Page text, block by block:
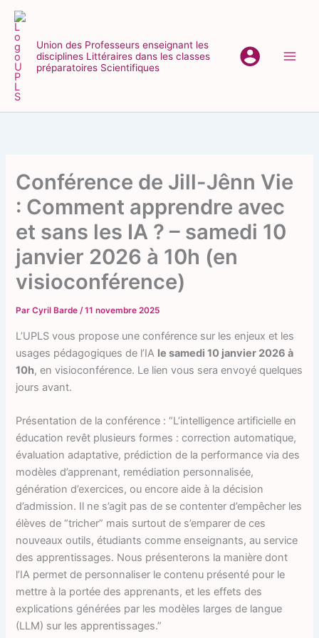
Aller
contenuUnion des Professeurs enseignant les
disciplines Littéraires dans les classes
préparatoires Scientifiques
Conférence de Jill-Jênn Vie
: Comment apprendre avec
et sans les IA ? – samedi 10
janvier 2026 à 10h (en
visioconférence)
ParCyril Barde/11 novembre 2025
L’UPLS vous propose une conférence sur les enjeux et les
usages pédagogiques de l’IA le samedi 10 janvier 2026 à
10h, en visioconférence. Le lien vous sera envoyé quelques
jours avant.
Présentation de la conférence : “L’intelligence artificielle en
éducation revêt plusieurs formes : correction automatique,
évaluation adaptative, prédiction de la performance via des
modèles d’apprenant, remédiation personnalisée,
génération d’exercices, ou encore aide à la décision
d’admission. Il ne s’agit pas de se contenter d’empêcher les
élèves de “tricher” mais surtout de s’emparer de ces
nouveaux outils, étudiants comme enseignants, au service
des apprentissages. Nous présenterons la manière dont
l’IA permet de personnaliser le contenu présenté pour le
mettre à la portée des apprenants, et les effets des
explications générées par les modèles larges de langue
(LLM) sur les apprentissages.”